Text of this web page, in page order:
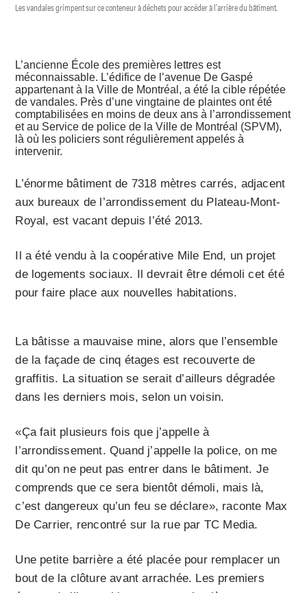
Les vandales grimpent sur ce conteneur à déchets pour accéder à l’arrière du bâtiment.
L’ancienne École des premières lettres est
méconnaissable. L’édifice de l’avenue De Gaspé
appartenant à la Ville de Montréal, a été la cible répétée
de vandales. Près d’une vingtaine de plaintes ont été
comptabilisées en moins de deux ans à l’arrondissement
et au Service de police de la Ville de Montréal (SPVM),
là où les policiers sont régulièrement appelés à
intervenir.
L’énorme bâtiment de 7318 mètres carrés, adjacent
aux bureaux de l’arrondissement du Plateau-Mont-
Royal, est vacant depuis l’été 2013.
Il a été vendu à la coopérative Mile End, un projet
de logements sociaux. Il devrait être démoli cet été
pour faire place aux nouvelles habitations.
La bâtisse a mauvaise mine, alors que l’ensemble
de la façade de cinq étages est recouverte de
graffitis. La situation se serait d’ailleurs dégradée
dans les derniers mois, selon un voisin.
«Ça fait plusieurs fois que j’appelle à
l’arrondissement. Quand j’appelle la police, on me
dit qu’on ne peut pas entrer dans le bâtiment. Je
comprends que ce sera bientôt démoli, mais là,
c’est dangereux qu’un feu se déclare», raconte Max
De Carrier, rencontré sur la rue par TC Media.
Une petite barrière a été placée pour remplacer un
bout de la clôture avant arrachée. Les premiers